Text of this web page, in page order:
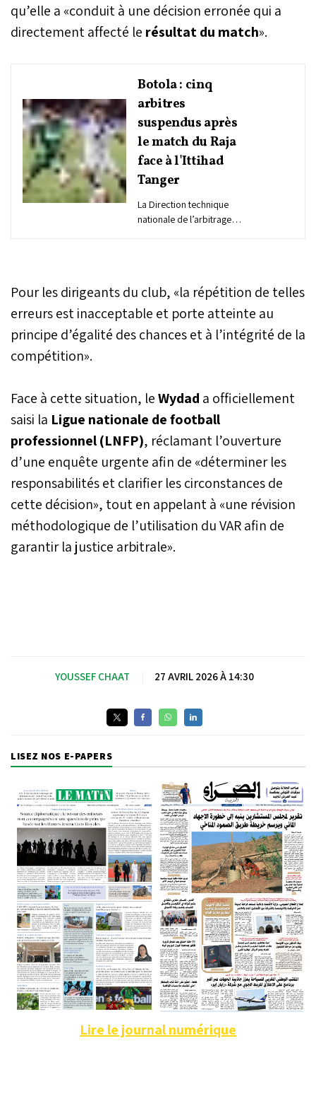
qu’elle a «conduit à une décision erronée qui a
directement affecté le résultat du match».
Botola : cinq
arbitres
suspendus après
le match du Raja
face à l'Ittihad
Tanger
La Direction technique
nationale de l’arbitrage
Casablanca à l’Ittihad
Tanger pour le compte de
la 13è journée de Botola
Pro D1 « Inwi ».
Pour les dirigeants du club, «la répétition de telles
erreurs est inacceptable et porte atteinte au
principe d’égalité des chances et à l’intégrité de la
compétition».
Face à cette situation, leWydad a officiellement
saisi la Ligue nationale de football
professionnel (LNFP), réclamant l’ouverture
d’une enquête urgente afin de «déterminer les
responsabilités et clarifier les circonstances de
cette décision», tout en appelant à «une révision
méthodologique de l’utilisation du VAR afin de
garantir la justice arbitrale».
YOUSSEF CHAAT 27 AVRIL 2026 À 14:30
LISEZ NOS E-PAPERS
Lire le journal numérique